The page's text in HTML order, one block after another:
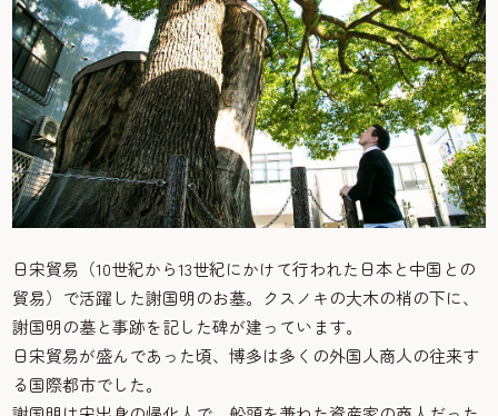
日宋貿易（10世紀から13世紀にかけて行われた日本と中国との
貿易）で活躍した謝国明のお墓。クスノキの大木の梢の下に、
謝国明の墓と事跡を記した碑が建っています。
日宋貿易が盛んであった頃、博多は多くの外国人商人の往来す
る国際都市でした。